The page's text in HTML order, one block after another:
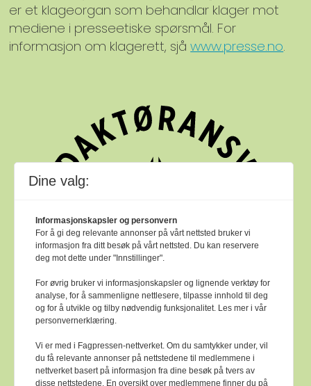
er et klageorgan som behandlar klager mot
mediene i presseetiske spørsmål. For
informasjon om klagerett, sjåwww.presse.no.
Bok & bibliotek arbeider etterVer Varsam -
Dine valg:
Informasjonskapsler og personvern
For å gi deg relevante annonser på vårt nettsted bruker vi
informasjon fra ditt besøk på vårt nettsted. Du kan reservere
deg mot dette under "Innstillinger".
For øvrig bruker vi informasjonskapsler og lignende verktøy for
analyse, for å sammenligne nettlesere, tilpasse innhold til deg
og for å utvikle og tilby nødvendig funksjonalitet. Les mer i vår
personvernerklæring.
Vi er med i Fagpressen-nettverket. Om du samtykker under, vil
du få relevante annonser på nettstedene til medlemmene i
nettverket basert på informasjon fra dine besøk på tvers av
disse nettstedene. En oversikt over medlemmene finner du på